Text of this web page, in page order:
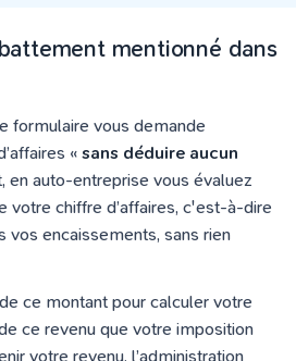
mentionné dans
formulaire vous demande
« sans déduire aucun
en auto-entreprise vous évaluez
votre chiffre d’affaires, c'est-à-dire
vos encaissements, sans rien
ce montant pour calculer votre
ce revenu que votre imposition
votre revenu, l’administration